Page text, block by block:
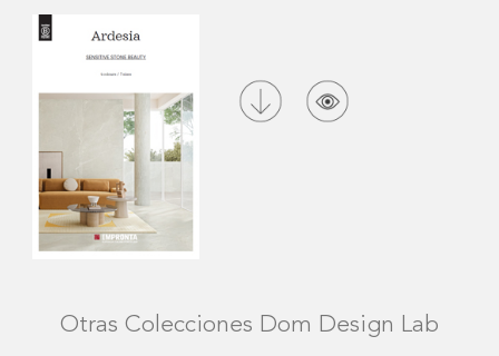
Otras Colecciones Dom Design Lab